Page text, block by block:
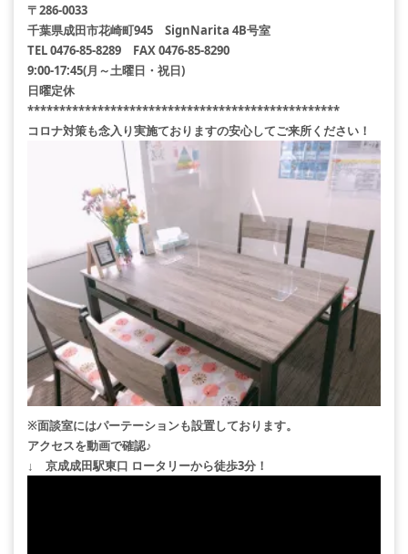
〒286-0033
千葉県成田市花崎町945 SignNarita 4B号室
TEL 0476-85-8289 FAX 0476-85-8290
9:00-17:45(月～土曜日・祝日)
日曜定休
*************************************************
コロナ対策も念入り実施ておりますの安心してご来所ください！
※面談室にはパーテーションも設置しております。
アクセスを動画で確認♪
↓ 京成成田駅東口 ロータリーから徒歩3分！